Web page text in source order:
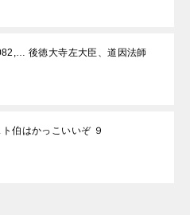
後徳大寺左大臣、道因法師
伯はかっこいいぞ ９